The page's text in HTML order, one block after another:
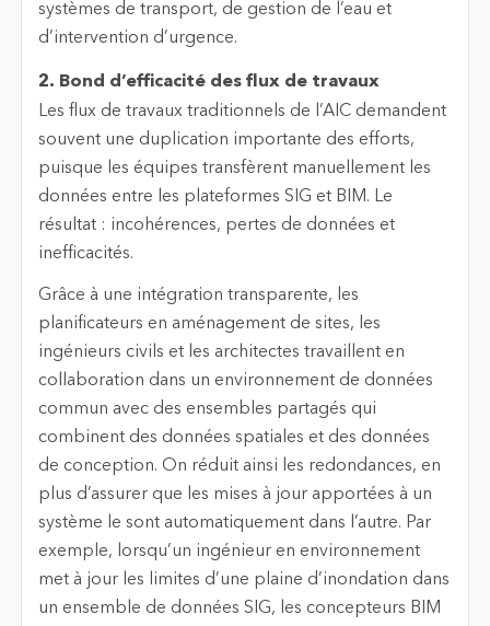
systèmes de transport, de gestion de l’eau et
d’intervention d’urgence.
2. Bond d’efficacité des flux de travaux
Les flux de travaux traditionnels de l’AIC demandent
souvent une duplication importante des efforts,
puisque les équipes transfèrent manuellement les
données entre les plateformes SIG et BIM. Le
résultat : incohérences, pertes de données et
inefficacités.
Grâce à une intégration transparente, les
planificateurs en aménagement de sites, les
ingénieurs civils et les architectes travaillent en
collaboration dans un environnement de données
commun avec des ensembles partagés qui
combinent des données spatiales et des données
de conception. On réduit ainsi les redondances, en
plus d’assurer que les mises à jour apportées à un
système le sont automatiquement dans l’autre. Par
exemple, lorsqu’un ingénieur en environnement
met à jour les limites d’une plaine d’inondation dans
un ensemble de données SIG, les concepteurs BIM